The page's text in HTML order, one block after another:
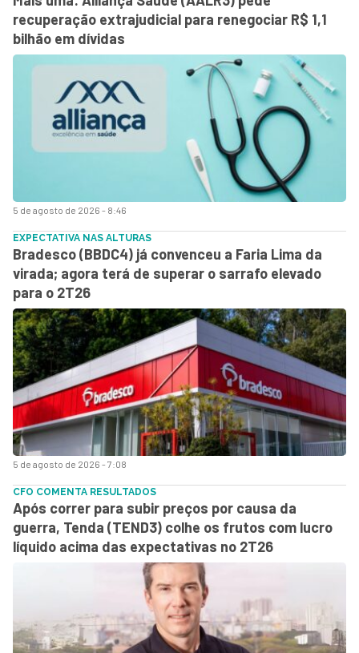
5 de agosto de 2026 - 8:46
recuperação extrajudicial para renegociar R$ 1,1
bilhão em dívidas
5 de agosto de 2026 - 7:08
EXPECTATIVA NAS ALTURAS
Bradesco (BBDC4) já convenceu a Faria Lima da
virada; agora terá de superar o sarrafo elevado
para o 2T26
CFO COMENTA RESULTADOS
Após correr para subir preços por causa da
guerra, Tenda (TEND3) colhe os frutos com lucro
líquido acima das expectativas no 2T26